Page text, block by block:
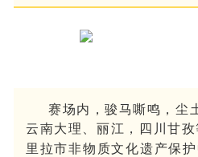
赛场内，骏马嘶鸣，尘
云南大理、丽江，
四川甘
里拉市非物质文化遗产保